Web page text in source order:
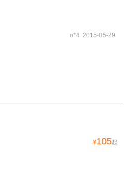
o*4 2015-05-29
¥105起